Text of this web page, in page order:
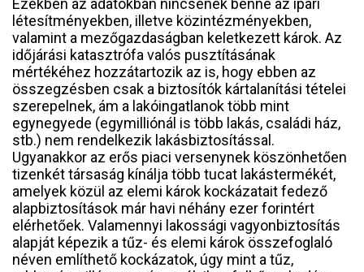
Ezekben az adatokban nincsenek benne az ipari
létesítményekben, illetve közintézményekben,
valamint a mezőgazdaságban keletkezett károk. Az
időjárási katasztrófa valós pusztításának
mértékéhez hozzátartozik az is, hogy ebben az
összegzésben csak a biztosítók kártalanítási tételei
szerepelnek, ám a lakóingatlanok több mint
egynegyede (egymilliónál is több lakás, családi ház,
stb.) nem rendelkezik lakásbiztosítással.
Ugyanakkor az erős piaci versenynek köszönhetően
tizenkét társaság kínálja több tucat lakástermékét,
amelyek közül az elemi károk kockázatait fedező
alapbiztosítások már havi néhány ezer forintért
elérhetőek. Valamennyi lakossági vagyonbiztosítás
alapját képezik a tűz- és elemi károk összefoglaló
néven említhető kockázatok, úgy mint a tűz,